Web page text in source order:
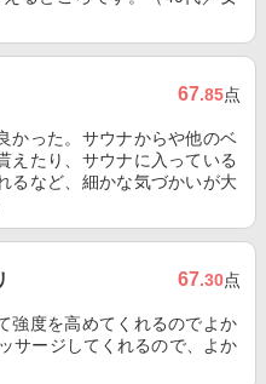
67.85点
かった。サウナからや他のベ
えたり、サウナに入っている
るなど、細かな気づかいが大
67.30点
強度を高めてくれるのでよか
サージしてくれるので、よか